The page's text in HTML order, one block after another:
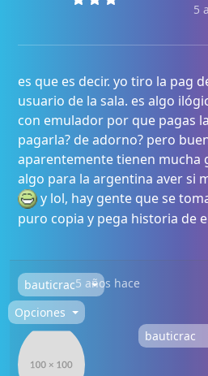
5
es que es decir. yo tiro la pag
usuario de la sala. es algo
con emulador por que pagas
pagarla? de adorno? pero
aparentemente tienen mucha
algo para la argentina aver si
y lol, hay gente que se
puro copia y pega historia de
bauticrac5 años hace
Opciones
bauticrac